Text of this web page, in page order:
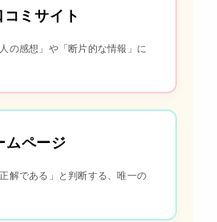
コミサイト
の感想」や「断片的な情報」に
ムページ
解である」と判断する、唯一の